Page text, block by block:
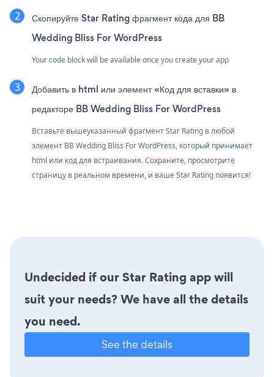
Скопируйте Star Rating фрагмент кода для BB
Wedding Bliss For WordPress
Your code block will be available once you create your app
Добавить в html или элемент «Код для вставки» в
редакторе BB Wedding Bliss For WordPress
Вставьте вышеуказанный фрагмент Star Rating в любой
элемент BB Wedding Bliss For WordPress, который принимает
html или код для встраивания. Сохраните, просмотрите
страницу в реальном времени, и ваше Star Rating появится!
Undecided if our Star Rating app will
suit your needs? We have all the details
you need.
See the details